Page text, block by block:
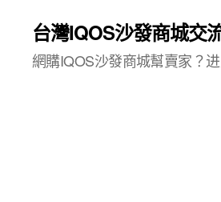
台灣IQOS沙發商城交
網購IQOS沙發商城幫賣家？